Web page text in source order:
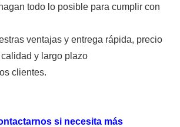
todo lo posible para cumplir con
ventajas y entrega rápida, precio
y largo plazo
clientes.
si necesita más